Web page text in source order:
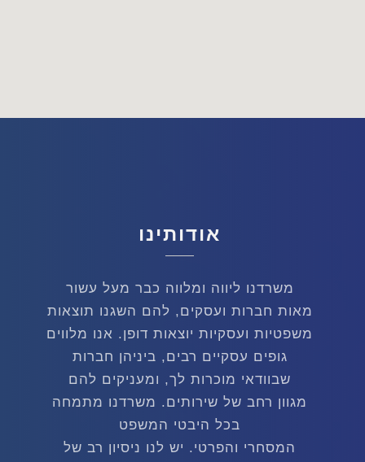
כהן ישראלי ושות'
משרדנו ליווה ומלווה כבר מעל עשור מאות חברות ועסקים,
להם השגנו תוצאות משפטיות ועסקיות יוצאות דופן.
אנו מלווים גופים עסקיים רבים, ביניהן חברות שבוודאי מוכרות
לך, ומעניקים להם מגוון רחב של שירותים.
אודותינו
משרדנו ליווה ומלווה כבר מעל עשור
מאות חברות ועסקים, להם השגנו תוצאות
משפטיות ועסקיות יוצאות דופן. אנו מלווים
גופים עסקיים רבים, ביניהן חברות
שבוודאי מוכרות לך, ומעניקים להם
מגוון רחב של שירותים. משרדנו מתמחה
בכל היבטי המשפט
המסחרי והפרטי. יש לנו ניסיון רב של